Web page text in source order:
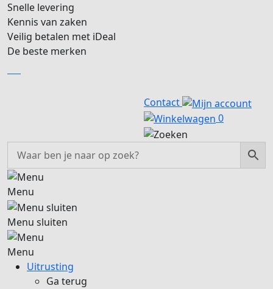
Snelle levering
Kennis van zaken
Veilig betalen met iDeal
De beste merken
Contact
0
Menu
Menu sluiten
Menu
Uitrusting
Ga terug